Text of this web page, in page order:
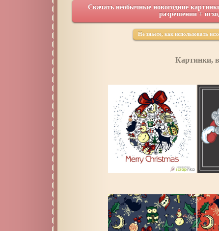
Скачать необычные новогодние
разрешении +
Не знаете, как использовать
Картинки,